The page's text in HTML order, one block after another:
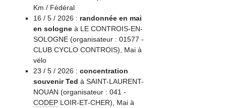
Km / Fédéral
16 / 5 / 2026 : randonnée en mai
en sologneà LE CONTROIS-EN-
SOLOGNE (organisateur : 01577 -
CLUB CYCLO CONTROIS), Mai à
vélo
23 / 5 / 2026 : concentration
souvenir Ted à SAINT-LAURENT-
NOUAN (organisateur : 041 -
CODEPLOIR-ET-CHER), Mai à